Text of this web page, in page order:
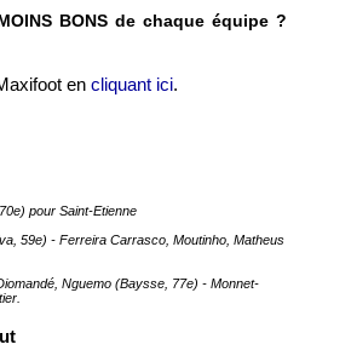
BONS de chaque équipe ?
en cliquant ici.
pour Saint-Etienne
59e) - Ferreira Carrasco, Moutinho, Matheus
Nguemo (Baysse, 77e) - Monnet-